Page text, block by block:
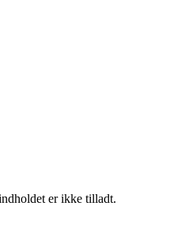
er ikke tilladt.